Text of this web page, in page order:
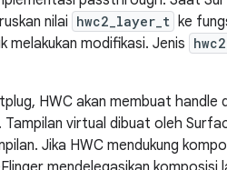
nilai hwc2_layer_t ke
melakukan modifikasi. Jenis
HWC akan membuat handle
virtual dibuat oleh
Jika HWC mendukung